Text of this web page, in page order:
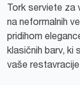
Tork serviete za
na neformalnih
pridihom
klasičnih barv, ki
vaše